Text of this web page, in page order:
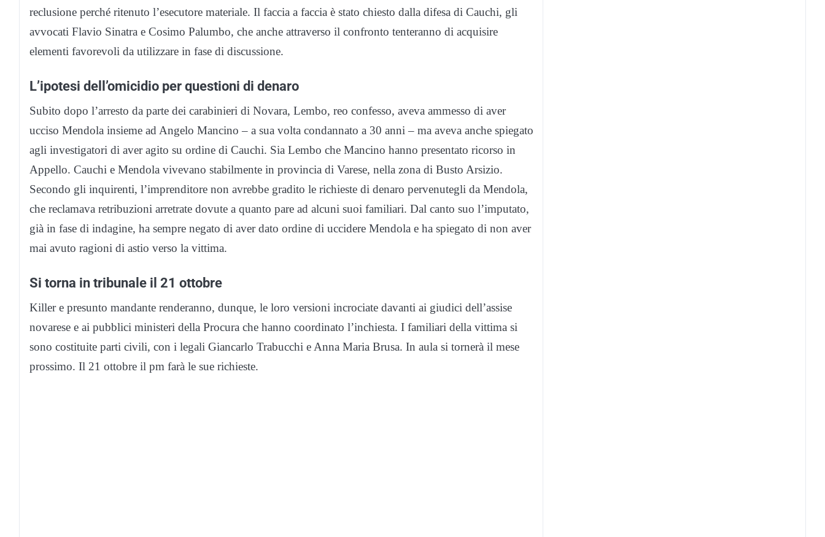
reclusione perché ritenuto l’esecutore materiale. Il faccia a faccia è stato chiesto dalla difesa di Cauchi, gli
avvocati Flavio Sinatra e Cosimo Palumbo, che anche attraverso il confronto tenteranno di acquisire
elementi favorevoli da utilizzare in fase di discussione.
L’ipotesi dell’omicidio per questioni di denaro
Subito dopo l’arresto da parte dei carabinieri di Novara, Lembo, reo confesso, aveva ammesso di aver
ucciso Mendola insieme ad Angelo Mancino – a sua volta condannato a 30 anni – ma aveva anche spiegato
agli investigatori di aver agito su ordine di Cauchi. Sia Lembo che Mancino hanno presentato ricorso in
Appello. Cauchi e Mendola vivevano stabilmente in provincia di Varese, nella zona di Busto Arsizio.
Secondo gli inquirenti, l’imprenditore non avrebbe gradito le richieste di denaro pervenutegli da Mendola,
che reclamava retribuzioni arretrate dovute a quanto pare ad alcuni suoi familiari. Dal canto suo l’imputato,
già in fase di indagine, ha sempre negato di aver dato ordine di uccidere Mendola e ha spiegato di non aver
mai avuto ragioni di astio verso la vittima.
Si torna in tribunale il 21 ottobre
Killer e presunto mandante renderanno, dunque, le loro versioni incrociate davanti ai giudici dell’assise
novarese e ai pubblici ministeri della Procura che hanno coordinato l’inchiesta. I familiari della vittima si
sono costituite parti civili, con i legali Giancarlo Trabucchi e Anna Maria Brusa. In aula si tornerà il mese
prossimo. Il 21 ottobre il pm farà le sue richieste.